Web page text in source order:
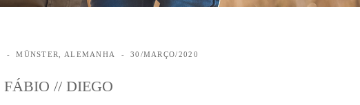
MÜNSTER, ALEMANHA 30/MARÇO/2020
FÁBIO // DIEGO